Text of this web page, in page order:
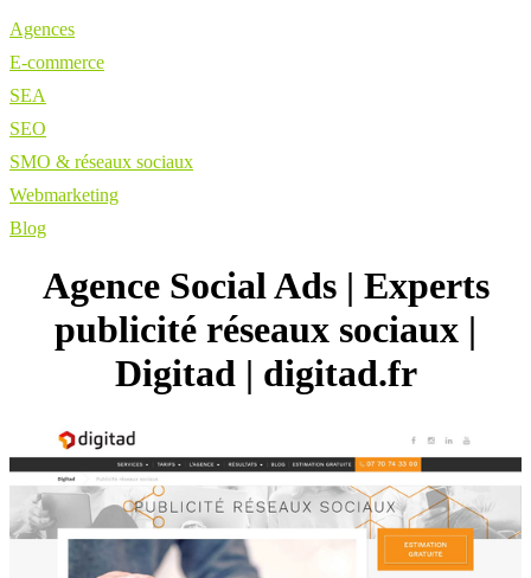
Agences
E-commerce
SEA
SEO
SMO & réseaux sociaux
Webmarketing
Blog
Agence Social Ads | Experts
publicité réseaux sociaux |
Digitad | digitad.fr